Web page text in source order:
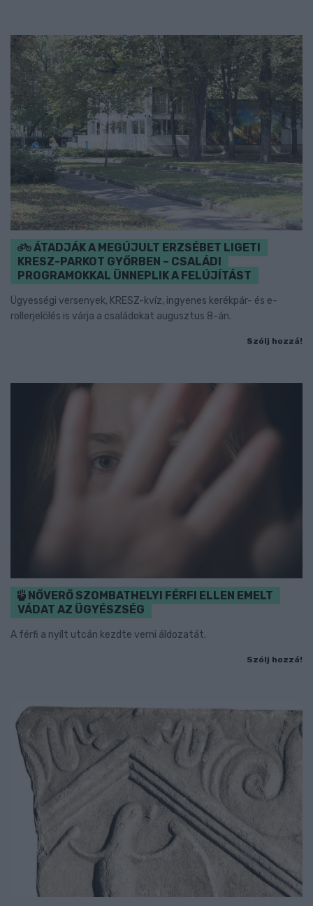
ÁTADJÁK A MEGÚJULT ERZSÉBET LIGETI
KRESZ-PARKOT GYŐRBEN – CSALÁDI
PROGRAMOKKAL ÜNNEPLIK A FELÚJÍTÁST
Ügyességi versenyek, KRESZ-kvíz, ingyenes kerékpár- és e-
rollerjelölés is várja a családokat augusztus 8-án.
Szólj hozzá!
NŐVERŐ SZOMBATHELYI FÉRFI ELLEN EMELT
VÁDAT AZ ÜGYÉSZSÉG
A férfi a nyílt utcán kezdte verni áldozatát.
Szólj hozzá!